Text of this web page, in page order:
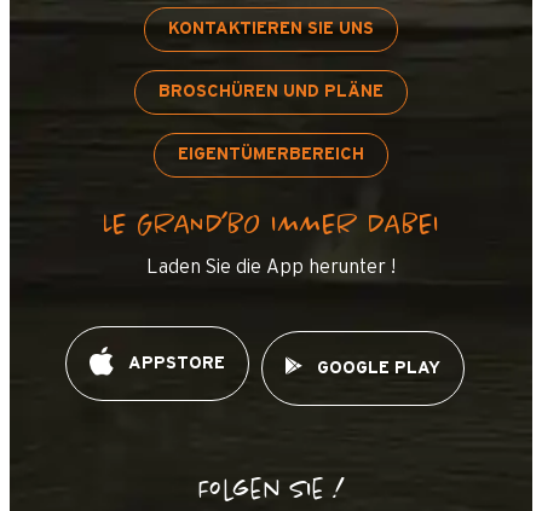
KONTAKTIEREN SIE UNS
BROSCHÜREN UND PLÄNE
EIGENTÜMERBEREICH
LE GRAND’BO IMMER DABEI
Laden Sie die App herunter !
APPSTORE GOOGLE PLAY
Folgen Sie !